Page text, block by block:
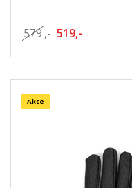
579 ,- 519,-
Akce